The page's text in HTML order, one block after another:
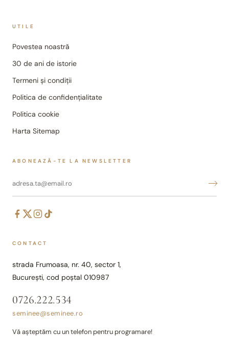
UTILE
Povestea noastră
30 de ani de istorie
Termeni și condiții
Politica de confidențialitate
Politica cookie
Harta Sitemap
ABONEAZĂ-TE LA NEWSLETTER
CONTACT
strada Frumoasa, nr. 40, sector 1,
București, cod poștal 010987
0726.222.534
seminee@seminee.ro
Vă așteptăm cu un telefon pentru programare!